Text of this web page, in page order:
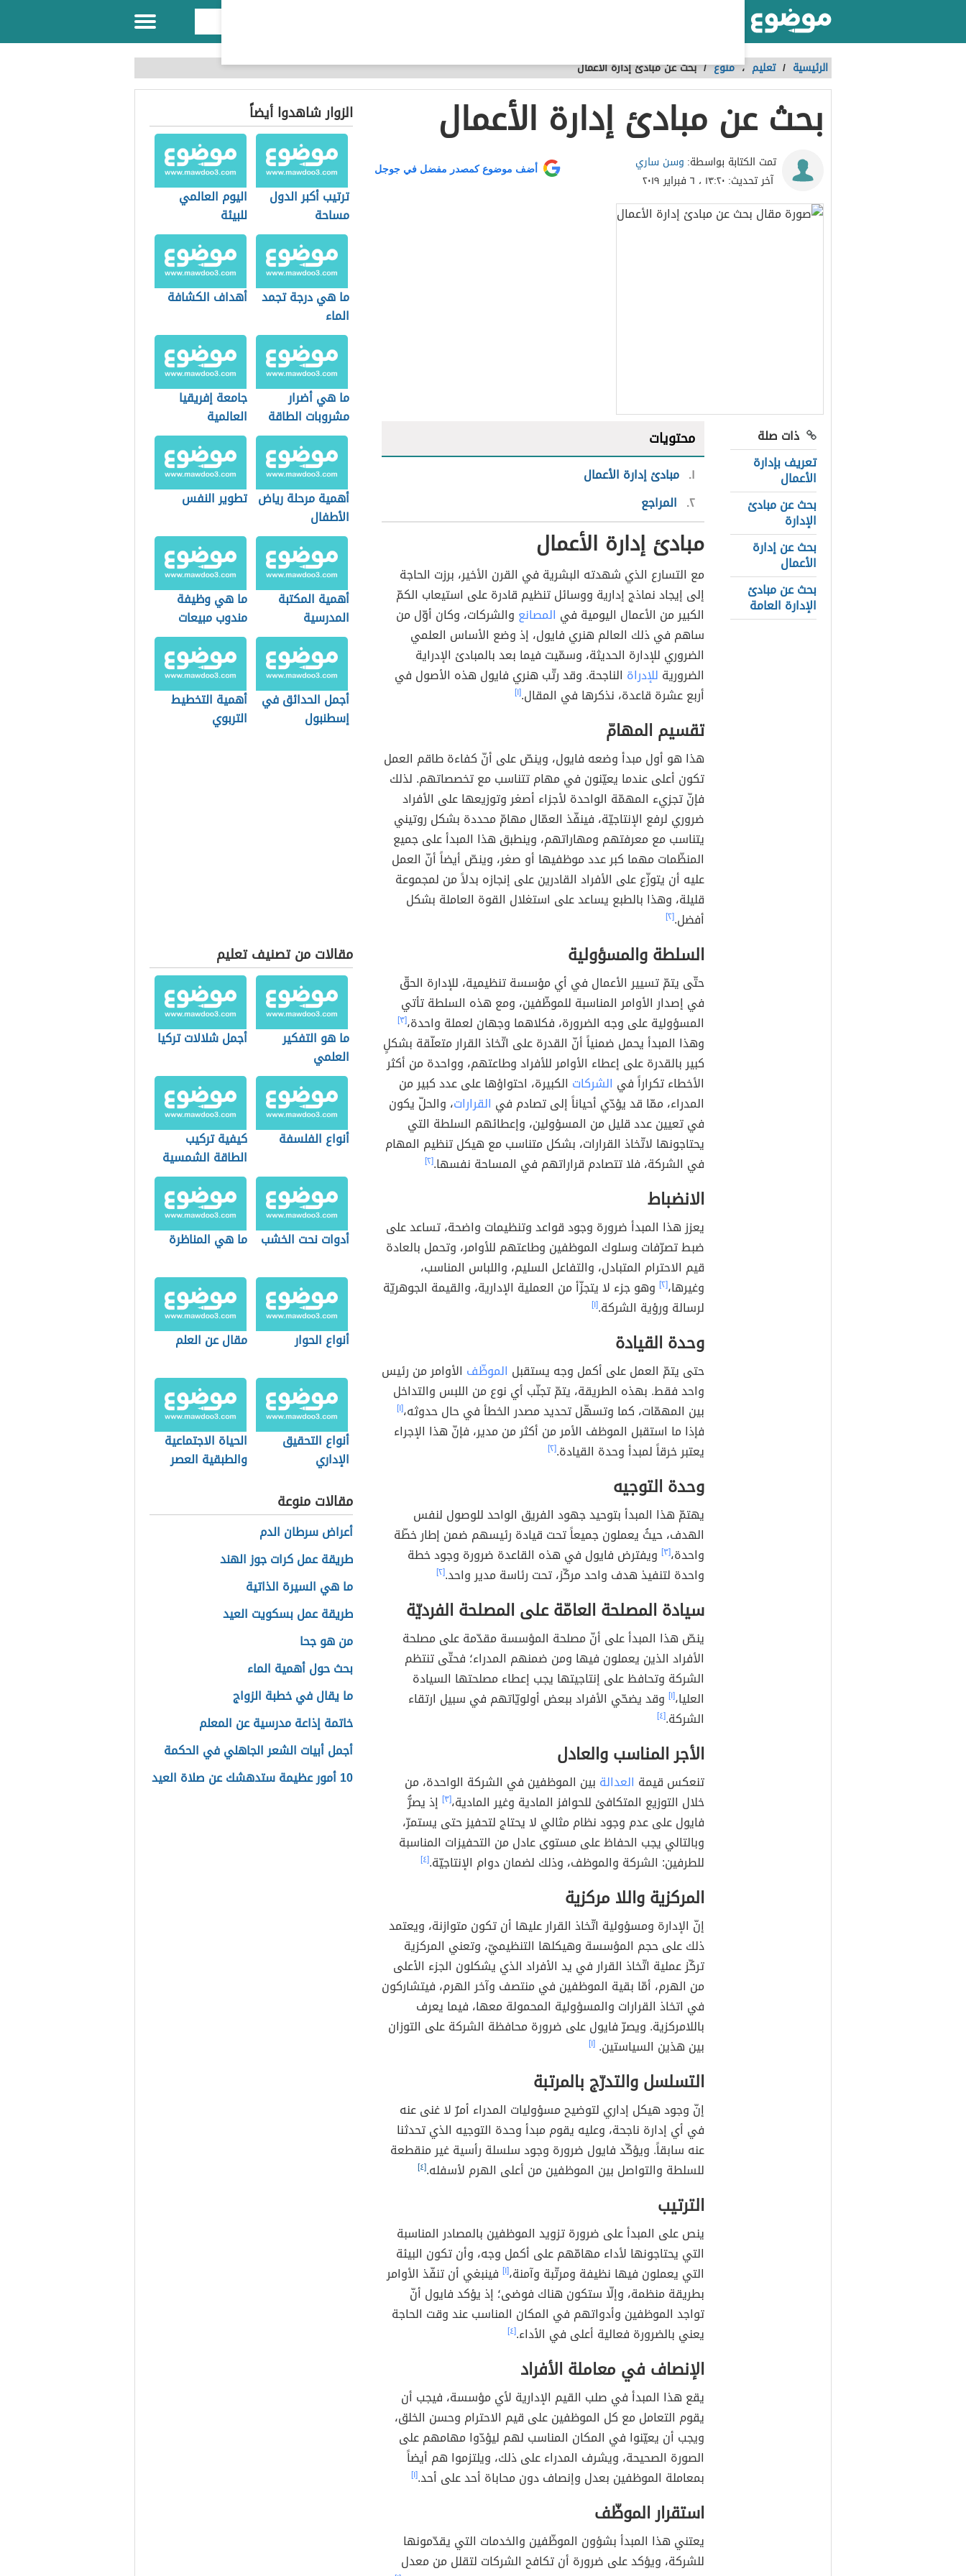
الرئيسية / تعليم ،منوع /بحث عن مبادئ إدارة الأعمال
بحث عن مبادئ إدارة الأعمال
تمت الكتابة بواسطة: وسن ساري
آخر تحديث: ١٣:٢٠ ، ٦ فبراير ٢٠١٩
أضف موضوع كمصدر مفضل في جوجل
ذات صلة
تعريف بإدارة
الأعمال
بحث عن مبادئ
الإدارة
بحث عن إدارة
الأعمال
بحث عن مبادئ
الإدارة العامة
محتويات
١ مبادئ إدارة الأعمال
٢ المراجع
مبادئ إدارة الأعمال
مع التسارع الذي شهدته البشرية في القرن الأخير، برزت الحاجة
إلى إيجاد نماذج إدارية ووسائل تنظيم قادرة على استيعاب الكمّ
الكبير من الأعمال اليومية في المصانع والشركات، وكان أوّل من
ساهم في ذلك العالم هنري فايول، إذ وضع الأساس العلمي
الضروري للإدارة الحديثة، وسمّيت فيما بعد بالمبادئ الإدراية
الضرورية للإدراة الناجحة. وقد رتّب هنري فايول هذه الأصول في
أربع عشرة قاعدة، نذكرها في المقال.[١]
تقسيم المهامّ
هذا هو أول مبدأ وضعه فايول، وينصّ على أنّ كفاءة طاقم العمل
تكون أعلى عندما يعيّنون في مهام تتناسب مع تخصصاتهم. لذلك
فإنّ تجزيء المهمّة الواحدة لأجزاء أصغر وتوزيعها على الأفراد
ضروري لرفع الإنتاجيّة، فينفّذ العمّال مهامّ محددة بشكل روتيني
يتناسب مع معرفتهم ومهاراتهم، وينطبق هذا المبدأ على جميع
المنظّمات مهما كبر عدد موظفيها أو صغر، وينصّ أيضاً أنّ العمل
عليه أن يتوزّع على الأفراد القادرين على إنجازه بدلاً من لمجموعة
قليلة، وهذا بالطبع يساعد على استغلال القوة العاملة بشكل
أفضل.[٢]
السلطة والمسؤولية
حتّى يتمّ تسيير الأعمال في أي مؤسسة تنظيمية، للإدارة الحقّ
في إصدار الأوامر المناسبة للموظّفين، ومع هذه السلطة تأتي
المسؤولية على وجه الضرورة، فكلاهما وجهان لعملة واحدة،[٣]
وهذا المبدأ يحمل ضمنياً أنّ القدرة على اتّخاذ القرار متعلّقة بشكلٍ
كبير بالقدرة على إعطاء الأوامر للأفراد وطاعتهم، وواحدة من أكثر
الأخطاء تكراراً في الشركات الكبيرة، احتواؤها على عدد كبير من
المدراء، ممّا قد يؤدّي أحياناً إلى تصادم في القرارات، والحلّ يكون
في تعيين عدد قليل من المسؤولين، وإعطائهم السلطة التي
يحتاجونها لاتّخاذ القرارات، بشكل متناسب مع هيكل تنظيم المهام
في الشركة، فلا تتصادم قراراتهم في المساحة نفسها.[٢]
الانضباط
يعزز هذا المبدأ ضرورة وجود قواعد وتنظيمات واضحة، تساعد على
ضبط تصرّفات وسلوك الموظفين وطاعتهم للأوامر، وتحمل بالعادة
قيم الاحترام المتبادل، والتفاعل السليم، واللباس المناسب،
وغيرها،[٢]
وهو جزء لا يتجزّأ من العملية الإدارية، والقيمة الجوهريّة
لرسالة ورؤية الشركة.[١]
وحدة القيادة
حتى يتمّ العمل على أكمل وجه يستقبل الموظّف الأوامر من رئيس
واحد فقط. بهذه الطريقة، يتمّ تجنّب أي نوع من اللبس والتداخل
بين المهمّات، كما وتسهّل تحديد مصدر الخطأ في حال حدوثه،[١]
فإذا ما استقبل الموظف الأمر من أكثر من مدير، فإنّ هذا الإجراء
يعتبر خرقاً لمبدأ وحدة القيادة.[٢]
وحدة التوجيه
يهتمّ هذا المبدأ بتوحيد جهود الفريق الواحد للوصول لنفس
الهدف، حيثُ يعملون جميعاً تحت قيادة رئيسهم ضمن إطار خطّة
واحدة،[٣]
ويفترض فايول في هذه القاعدة ضرورة وجود خطة
واحدة لتنفيذ هدف واحد مركّز، تحت رئاسة مدير واحد.[٢]
سيادة المصلحة العامّة على المصلحة الفرديّة
ينصّ هذا المبدأ على أنّ مصلحة المؤسسة مقدّمة على مصلحة
الأفراد الذين يعملون فيها ومن ضمنهم المدراء؛ فحتّى تنتظم
الشركة وتحافظ على إنتاجيتها يجب إعطاء مصلحتها السيادة
العليا،[١] وقد يضحّي الأفراد ببعض أولويّاتهم في سبيل ارتقاء
الشركة.[٤]
الأجر المناسب والعادل
تنعكس قيمة العدالة بين الموظفين في الشركة الواحدة، من
خلال التوزيع المتكافئ للحوافز المادية وغير المادية،[٣]
إذ يصرُّ
فايول على عدم وجود نظام مثالي لا يحتاج لتحفيز حتى يستمرّ،
وبالتالي يجب الحفاظ على مستوى عادل من التحفيزات المناسبة
للطرفين: الشركة والموظف، وذلك لضمان دوام الإنتاجيّة.[٤]
المركزية واللا مركزية
إنّ الإدارة ومسؤولية اتّخاذ القرار عليها أن تكون متوازنة، ويعتمد
ذلك على حجم المؤسسة وهيكلها التنظيميّ، وتعني المركزية
تركّز عملية اتّخاذ القرار في يد الأفراد الذي يشكلون الجزء الأعلى
من الهرم، أمّا بقية الموظفين في منتصف وآخر الهرم، فيتشاركون
في اتخاذ القرارات والمسؤولية المحمولة معها، فيما يعرف
باللامركزية. ويصرّ فايول على ضرورة محافظة الشركة على التوزان
بين هذين السياستين.[١]
التسلسل والتدرّج بالمرتبة
إنّ وجود هيكل إداري لتوضيح مسؤوليات المدراء أمرٌ لا غنى عنه
في أي إدارة ناجحة، وعليه يقوم مبدأ وحدة التوجيه الذي تحدثنا
عنه سابقاً. ويؤكّد فايول ضرورة وجود سلسلة رأسية غير منقطعة
للسلطة والتواصل بين الموظفين من أعلى الهرم لأسفله.[٤]
الترتيب
ينص على المبدأ على ضرورة تزويد الموظفين بالمصادر المناسبة
التي يحتاجونها لأداء مهامّهم على أكمل وجه، وأن تكون البيئة
التي يعملون فيها نظيفة ومرتّبة وآمنة،[١] فينبغي أن تنفّذ الأوامر
بطريقة منظمة، وإلّا ستكون هناك فوضى؛ إذ يؤكد فايول أنّ
تواجد الموظفين وأدواتهم في المكان المناسب عند وقت الحاجة
يعني بالضرورة فعالية أعلى في الأداء.[٤]
الإنصاف في معاملة الأفراد
يقع هذا المبدأ في صلب القيم الإدارية لأي مؤسسة، فيجب أن
يقوم التعامل مع كل الموظفين على قيم الاحترام وحسن الخلق،
ويجب أن يعيّنوا في المكان المناسب لهم ليؤدّوا مهامهم على
الصورة الصحيحة، ويشرف المدراء على ذلك، ويلتزموا هم أيضاً
بمعاملة الموظفين بعدل وإنصاف دون محاباة أحد على أحد.[١]
استقرار الموظّف
يعتني هذا المبدأ بشؤون الموظّفين والخدمات التي يقدّمونها
للشركة، ويؤكد على ضرورة أن تكافح الشركات لتقلل من معدل
الزوار شاهدوا أيضاً
ترتيب أكبر الدول
مساحة
اليوم العالمي
للبيئة
ما هي درجة تجمد
الماء
أهداف الكشافة
ما هي أضرار
مشروبات الطاقة
جامعة إفريقيا
العالمية
أهمية مرحلة رياض
الأطفال
تطوير النفس
أهمية المكتبة
المدرسية
ما هي وظيفة
مندوب مبيعات
أجمل الحدائق في
إسطنبول
أهمية التخطيط
التربوي
مقالات من تصنيف تعليم
ما هو التفكير
العلمي
أجمل شلالات تركيا
أنواع الفلسفة
كيفية تركيب
الطاقة الشمسية
أدوات نحت الخشب ما هي المناظرة
أنواع الحوار مقال عن العلم
أنواع التحقيق
الإداري
الحياة الاجتماعية
والطبقية العصر
مقالات منوعة
أعراض سرطان الدم
طريقة عمل كرات جوز الهند
ما هي السيرة الذاتية
طريقة عمل بسكويت العيد
من هو جحا
بحث حول أهمية الماء
ما يقال في خطبة الزواج
خاتمة إذاعة مدرسية عن المعلم
أجمل أبيات الشعر الجاهلي في الحكمة
10 أمور عظيمة ستدهشك عن صلاة العيد